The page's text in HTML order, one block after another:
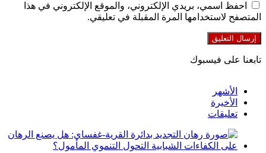
احفظ اسمي، بريدي الإلكتروني، والموقع الإلكتروني في هذا
المتصفح لاستخدامها المرة المقبلة في تعليقي.
تابعنا على فيسبوك
الأشهر
الأخيرة
تعليقات